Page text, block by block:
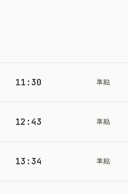
11:30 準點
12:43 準點
13:34 準點